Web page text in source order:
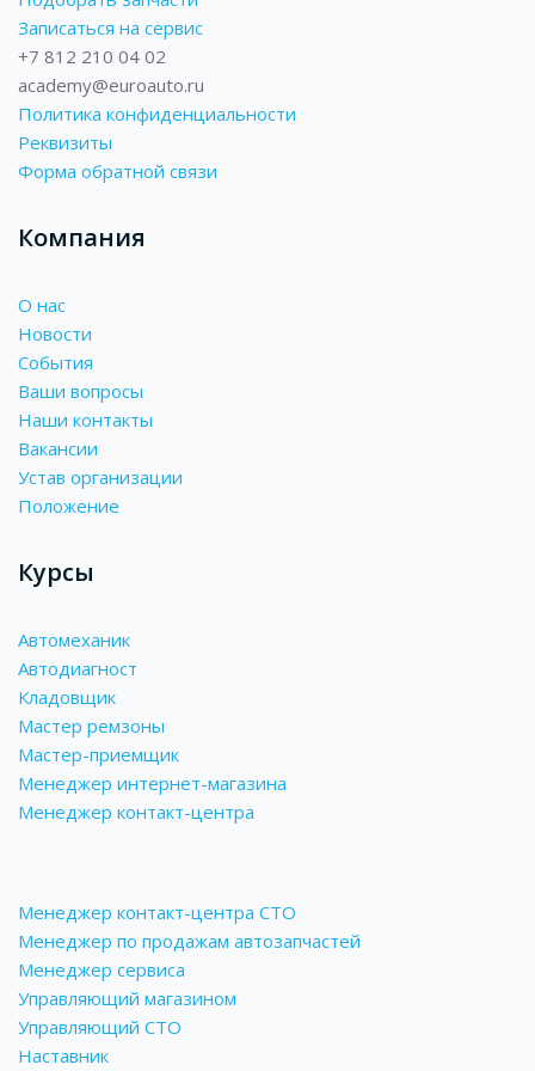
Записаться на сервис
+7 812 210 04 02
academy@euroauto.ru
Политика конфиденциальности
Реквизиты
Форма обратной связи
Компания
О нас
Новости
События
Ваши вопросы
Наши контакты
Вакансии
Устав организации
Положение
Курсы
Автомеханик
Автодиагност
Кладовщик
Мастер ремзоны
Мастер-приемщик
Менеджер интернет-магазина
Менеджер контакт-центра
Менеджер контакт-центра СТО
Менеджер по продажам автозапчастей
Менеджер сервиса
Управляющий магазином
Управляющий СТО
Наставник